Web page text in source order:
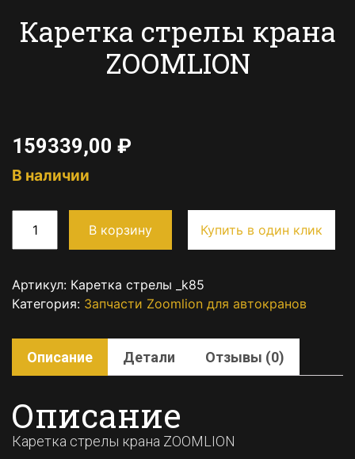
Каретка стрелы крана
ZOOMLION
159339,00 ₽
В наличии
В корзину Купить в один клик
Артикул: Каретка стрелы _k85
Категория: Запчасти Zoomlion для автокранов
Описание Детали Отзывы (0)
Описание
Каретка стрелы крана ZOOMLION